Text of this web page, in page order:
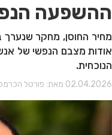
ההשפעה
מחיר החוסן, מחקר שנערך
אודות מצבם הנפשי של
הנוכחית.
02.04.2026 מאת: פורטל הכרמל